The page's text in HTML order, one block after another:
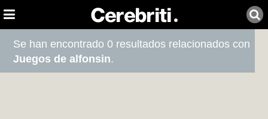
Se han encontrado 0 resultados relacionados con
Juegos de alfonsin.